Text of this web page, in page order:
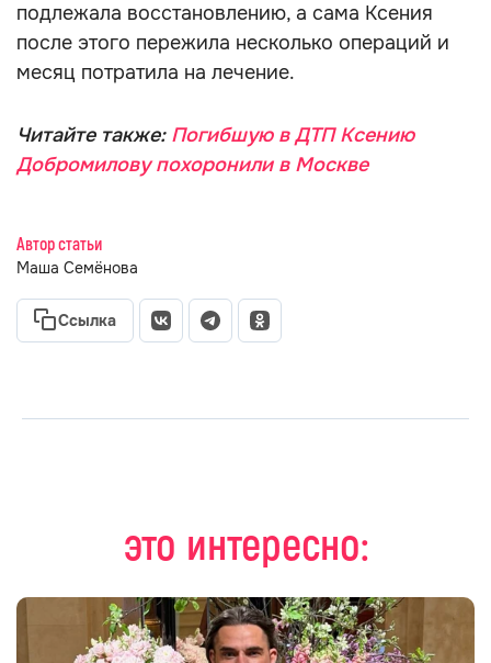
подлежала восстановлению, а сама Ксения
после этого пережила несколько операций и
месяц потратила на лечение.
Читайте также: Погибшую в ДТП Ксению
Добромилову похоронили в Москве
Автор статьи
Маша Семёнова
Ссылка
это интересно: